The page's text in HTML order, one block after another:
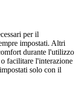
per il
impostati. Altri
durante l'utilizzo
facilitare l'interazione
solo con il